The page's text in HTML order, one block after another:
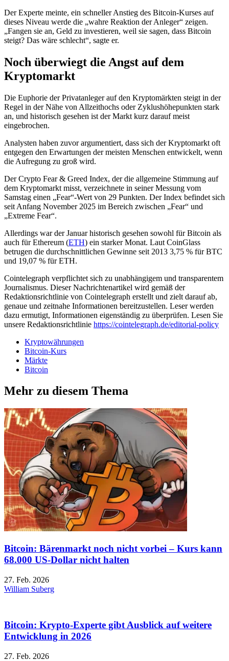
Der Experte meinte, ein schneller Anstieg des Bitcoin-Kurses auf
dieses Niveau werde die „wahre Reaktion der Anleger“ zeigen.
„Fangen sie an, Geld zu investieren, weil sie sagen, dass Bitcoin
steigt? Das wäre schlecht“, sagte er.
Noch überwiegt die Angst auf dem
Kryptomarkt
Die Euphorie der Privatanleger auf den Kryptomärkten steigt in der
Regel in der Nähe von Allzeithochs oder Zyklushöhepunkten stark
an, und historisch gesehen ist der Markt kurz darauf meist
eingebrochen.
Analysten haben zuvor argumentiert, dass sich der Kryptomarkt oft
entgegen den Erwartungen der meisten Menschen entwickelt, wenn
die Aufregung zu groß wird.
Der Crypto Fear & Greed Index, der die allgemeine Stimmung auf
dem Kryptomarkt misst, verzeichnete in seiner Messung vom
Samstag einen „Fear“-Wert von 29 Punkten. Der Index befindet sich
seit Anfang November 2025 im Bereich zwischen „Fear“ und
„Extreme Fear“.
Allerdings war der Januar historisch gesehen sowohl für Bitcoin als
auch für Ethereum (ETH) ein starker Monat. Laut CoinGlass
betrugen die durchschnittlichen Gewinne seit 2013 3,75 % für BTC
und 19,07 % für ETH.
Cointelegraph verpflichtet sich zu unabhängigem und transparentem
Journalismus. Dieser Nachrichtenartikel wird gemäß der
Redaktionsrichtlinie von Cointelegraph erstellt und zielt darauf ab,
genaue und zeitnahe Informationen bereitzustellen. Leser werden
dazu ermutigt, Informationen eigenständig zu überprüfen. Lesen Sie
unsere Redaktionsrichtlinie https://cointelegraph.de/editorial-policy
Kryptowährungen
Bitcoin-Kurs
Märkte
Bitcoin
Mehr zu diesem Thema
Bitcoin: Bärenmarkt noch nicht vorbei – Kurs kann
68.000 US-Dollar nicht halten
27. Feb. 2026
William Suberg
Bitcoin: Krypto-Experte gibt Ausblick auf weitere
Entwicklung in 2026
27. Feb. 2026